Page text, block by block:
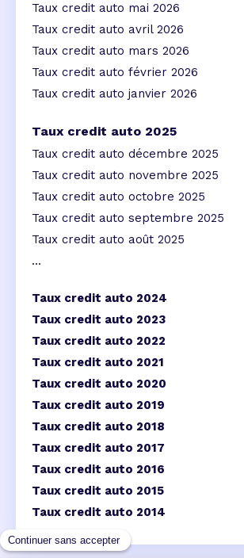
Taux credit auto mai 2026
Taux credit auto avril 2026
Taux credit auto mars 2026
Taux credit auto février 2026
Taux credit auto janvier 2026
Taux credit auto 2025
Taux credit auto décembre 2025
Taux credit auto novembre 2025
Taux credit auto octobre 2025
Taux credit auto septembre 2025
Taux credit auto août 2025
...
Taux credit auto 2024
Taux credit auto 2023
Taux credit auto 2022
Taux credit auto 2021
Taux credit auto 2020
Taux credit auto 2019
Taux credit auto 2018
Taux credit auto 2017
Taux credit auto 2016
Taux credit auto 2015
Taux credit auto 2014